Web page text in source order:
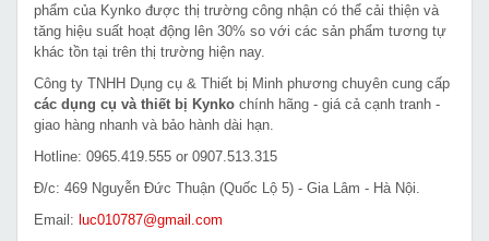
phẩm của Kynko được thị trường công nhận có thể cải thiện và
tăng hiệu suất hoạt động lên 30% so với các sản phẩm tương tự
khác tồn tại trên thị trường hiện nay.
Công ty TNHH Dụng cụ & Thiết bị Minh phương chuyên cung cấp
các dụng cụ và thiết bị Kynko chính hãng - giá cả cạnh tranh -
giao hàng nhanh và bảo hành dài hạn.
Hotline: 0965.419.555 or 0907.513.315
Đ/c: 469 Nguyễn Đức Thuận (Quốc Lộ 5) - Gia Lâm - Hà Nội.
Email: luc010787@gmail.com